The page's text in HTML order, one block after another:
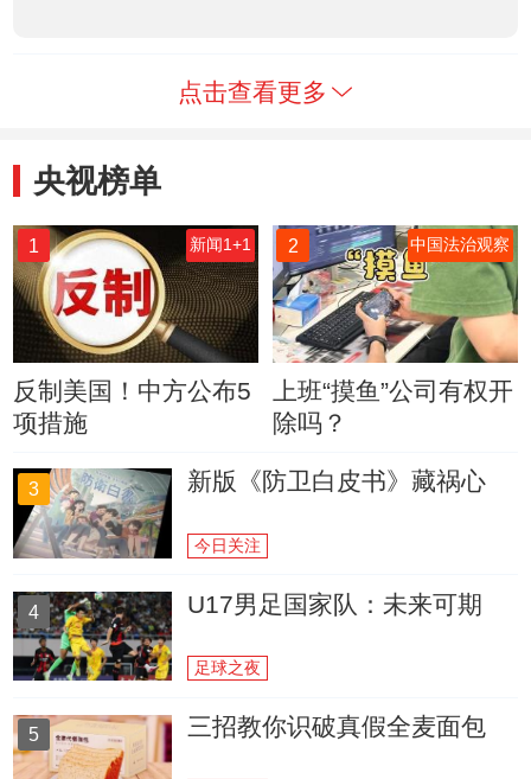
点击查看更多
央视榜单
1 新闻1+1
反制美国！中方公布5
项措施
2 中国法治观察
上班“摸鱼”公司有权开
除吗？
3 新版《防卫白皮书》藏祸心
今日关注
4 U17男足国家队：未来可期
足球之夜
5 三招教你识破真假全麦面包